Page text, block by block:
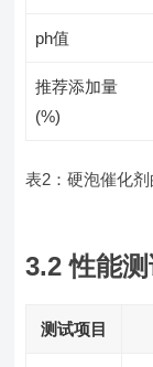
ph值
推荐添加量
(%)
表2：硬泡催化
3.2 性能
测试项目